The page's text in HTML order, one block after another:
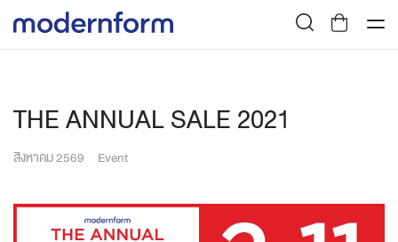
THE ANNUAL SALE 2021
สิงหาคม 2569 Event